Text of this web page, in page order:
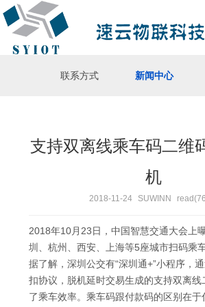
联系方式 新闻中心
支持双离线乘车码二维
机
2018-11-24 SUWINN
2018年10月23日，中国智慧交通大会上
圳、杭州、西安、上海等5座城市扫码乘
据了解，深圳公交有“深圳通+”小程序，
扣协议，脱机延时交易生成的支持双离线
了乘车效率。乘车码跟付款码的区别在